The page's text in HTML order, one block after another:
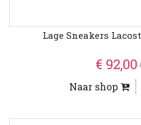
Lage Sneakers
€ 92,00
Naar shop